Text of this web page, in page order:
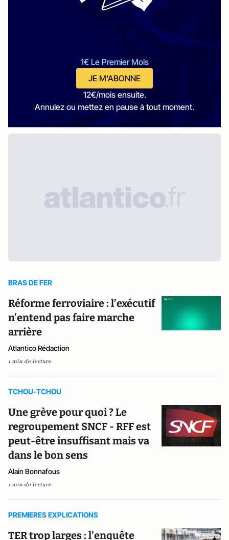
1€ Le Premier Mois
JE M'ABONNE
12€/mois ensuite.
Annulez ou mettez en pause à tout moment.
BRAS DE FER
Réforme ferroviaire : l’exécutif
n’entend pas faire marche
arrière
Atlantico Rédaction
1 min de lecture
TCHOU-TCHOU
Une grève pour quoi ? Le
regroupement SNCF - RFF est
peut-être insuffisant mais va
dans le bon sens
Alain Bonnafous
1 min de lecture
PREMIERES EXPLICATIONS
TER trop larges : l'enquête